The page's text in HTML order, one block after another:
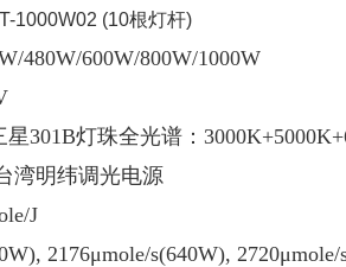
1000W02 (10根灯杆)
480W/600W/800W/1000W
星301B灯珠全光谱：
湾明纬调光电源
J
2176μmole/s(640W),